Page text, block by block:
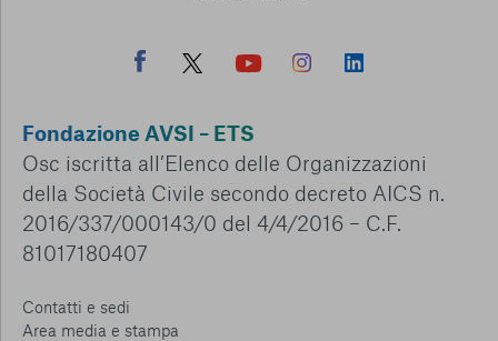
Fondazione AVSI – ETS
Osc iscritta all’Elenco delle Organizzazioni
della Società Civile secondo decreto AICS n.
2016/337/000143/0 del 4/4/2016 – C.F.
81017180407
Contatti e sedi
Area media e stampa